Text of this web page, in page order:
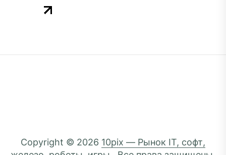
Copyright © 2026 10pix — Рынок IT, софт,